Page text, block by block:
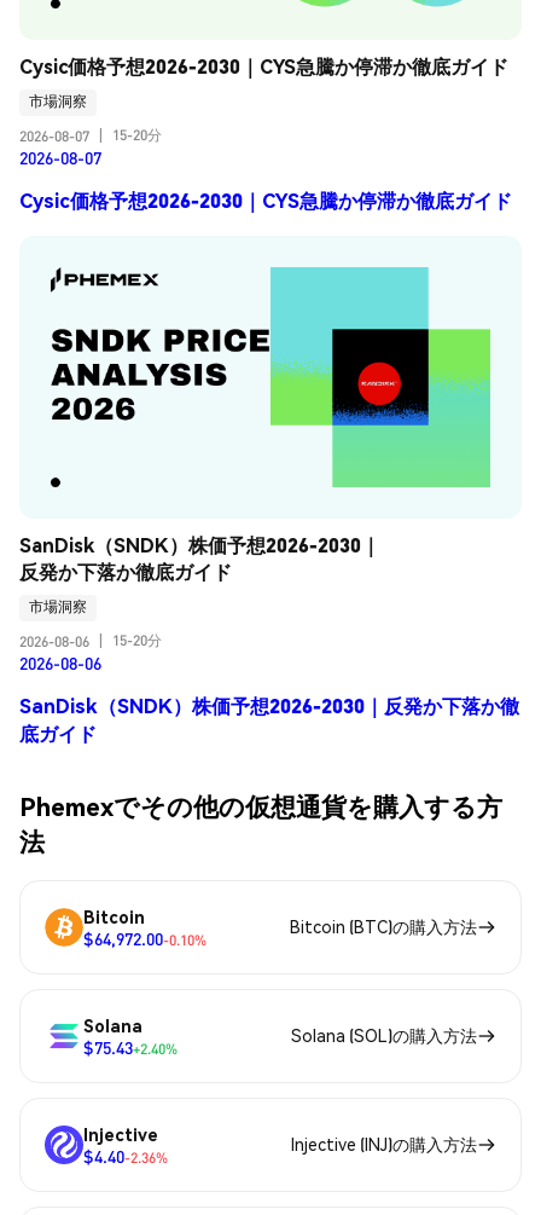
Cysic価格予想2026-2030｜CYS急騰か停滞か徹底ガイド
市場洞察
2026-08-07
15-20分
2026-08-07
Cysic価格予想2026-2030｜CYS急騰か停滞か徹底ガイド
SanDisk（SNDK）株価予想2026-2030｜
反発か下落か徹底ガイド
市場洞察
2026-08-06
15-20分
2026-08-06
SanDisk（SNDK）株価予想2026-2030｜反発か下落か徹
底ガイド
Phemexでその他の仮想通貨を購入する方
法
Bitcoin
$64,972.00-0.10%
Bitcoin (BTC)の購入方法
Solana
$75.43+2.40%
Solana (SOL)の購入方法
Injective
$4.40-2.36%
Injective (INJ)の購入方法